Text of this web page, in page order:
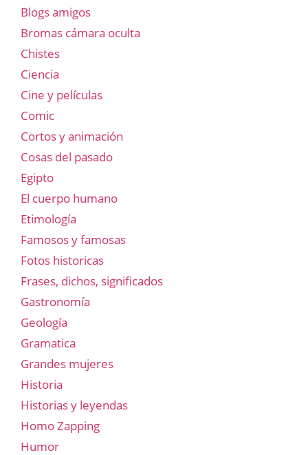
Blogs amigos
Bromas cámara oculta
Chistes
Ciencia
Cine y películas
Comic
Cortos y animación
Cosas del pasado
Egipto
El cuerpo humano
Etimología
Famosos y famosas
Fotos historicas
Frases, dichos, significados
Gastronomía
Geología
Gramatica
Grandes mujeres
Historia
Historias y leyendas
Homo Zapping
Humor